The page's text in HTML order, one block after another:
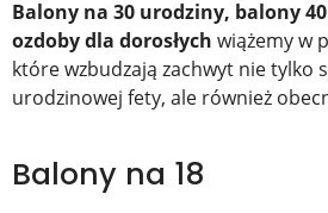
Balony na 30 urodziny, balony
ozdoby dla dorosłych wiążemy w
które wzbudzają zachwyt nie tylko
urodzinowej fety, ale również
Balony na 18